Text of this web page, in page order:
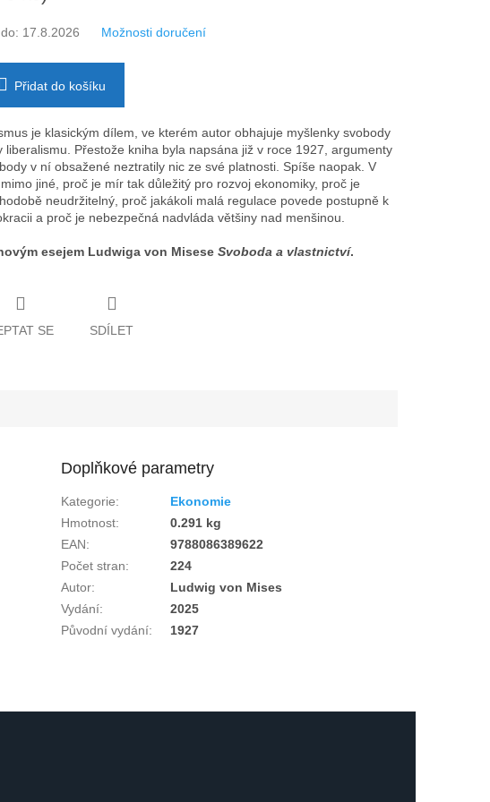
17.8.2026 Možnosti doručení
Přidat do košíku
je klasickým dílem, ve kterém autor obhajuje myšlenky svobody
liberalismu. Přestože kniha byla napsána již v roce 1927, argumenty
v ní obsažené neztratily nic ze své platnosti. Spíše naopak. V
jiné, proč je mír tak důležitý pro rozvoj ekonomiky, proč je
neudržitelný, proč jakákoli malá regulace povede postupně k
a proč je nebezpečná nadvláda většiny nad menšinou.
esejem Ludwiga von Misese Svoboda a vlastnictví.
SE SDÍLET
Doplňkové parametry
Kategorie:
Ekonomie
Hmotnost:
0.291 kg
EAN:
9788086389622
Počet stran:
224
Autor:
Ludwig von Mises
Vydání:
2025
Původní vydání: 1927